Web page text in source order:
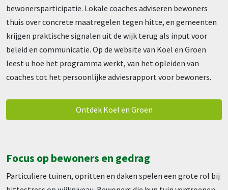
bewonersparticipatie. Lokale coaches adviseren bewoners
thuis over concrete maatregelen tegen hitte, en gemeenten
krijgen praktische signalen uit de wijk terug als input voor
beleid en communicatie. Op de website van Koel en Groen
leest u hoe het programma werkt, van het opleiden van
coaches tot het persoonlijke adviesrapport voor bewoners.
Ontdek Koel en Groen
Focus op bewoners en gedrag
Particuliere tuinen, opritten en daken spelen een grote rol bij